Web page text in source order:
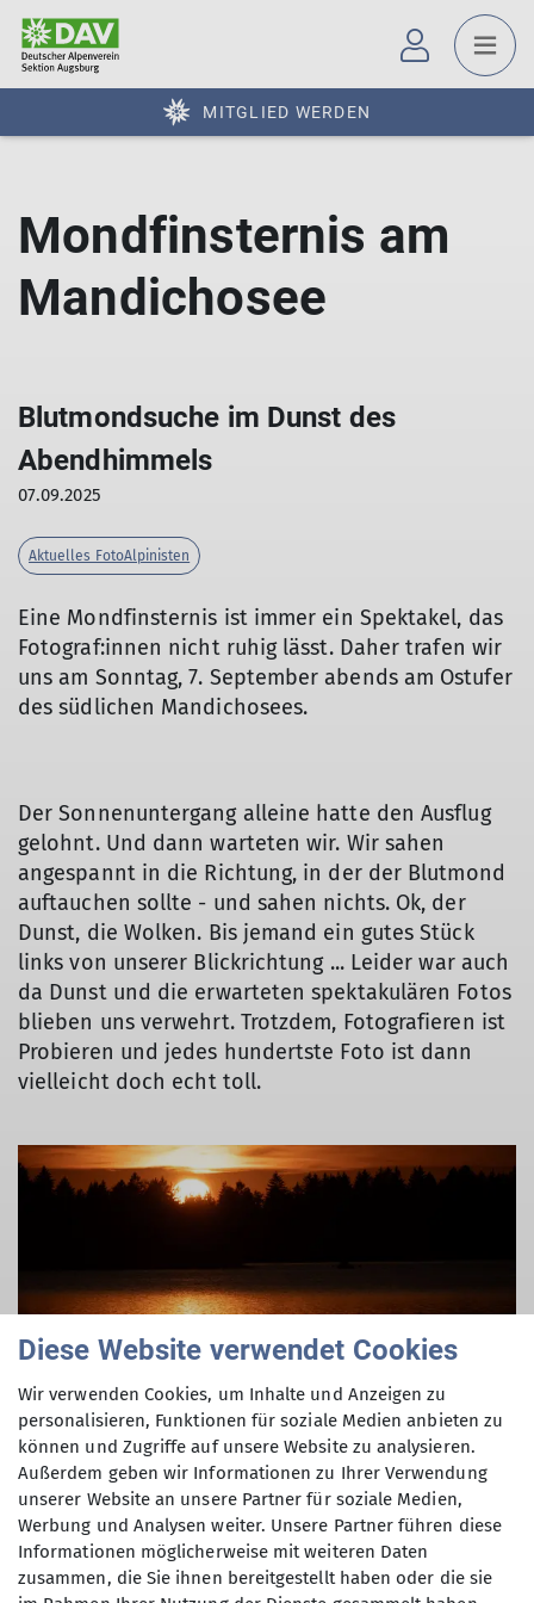
MITGLIED WERDEN
Mondfinsternis am
Mandichosee
Blutmondsuche im Dunst des
Abendhimmels
07.09.2025
Aktuelles FotoAlpinisten
Eine Mondfinsternis ist immer ein Spektakel, das
Fotograf:innen nicht ruhig lässt. Daher trafen wir
uns am Sonntag, 7. September abends am Ostufer
des südlichen Mandichosees.
Der Sonnenuntergang alleine hatte den Ausflug
gelohnt. Und dann warteten wir. Wir sahen
angespannt in die Richtung, in der der Blutmond
auftauchen sollte - und sahen nichts. Ok, der
Dunst, die Wolken. Bis jemand ein gutes Stück
links von unserer Blickrichtung ... Leider war auch
da Dunst und die erwarteten spektakulären Fotos
blieben uns verwehrt. Trotzdem, Fotografieren ist
Probieren und jedes hundertste Foto ist dann
vielleicht doch echt toll.
© Thomas John
Diese Website verwendet Cookies
Wir verwenden Cookies, um Inhalte und Anzeigen zu
personalisieren, Funktionen für soziale Medien anbieten zu
können und Zugriffe auf unsere Website zu analysieren.
Außerdem geben wir Informationen zu Ihrer Verwendung
unserer Website an unsere Partner für soziale Medien,
Werbung und Analysen weiter. Unsere Partner führen diese
Informationen möglicherweise mit weiteren Daten
zusammen, die Sie ihnen bereitgestellt haben oder die sie